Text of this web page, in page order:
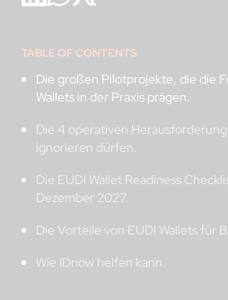
TABLE OF CONTENTS
Die großen Pilotprojekte, die die
Wallets in der Praxis prägen.
Die 4 operativen
ignorieren dürfen.
Die EUDI Wallet Readiness
Dezember 2027.
Die Vorteile von EUDI Wallets für
Wie IDnow helfen kann.